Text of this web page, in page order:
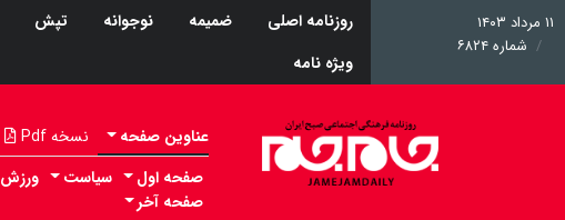
۱۱ مرداد ۱۴۰۳
شماره ۶۸۲۴
روزنامه اصلی ضمیمه نوجوانه تپش
ویژه نامه
عناوین صفحه نسخه Pdf
صفحه اول سیاست ورزش
صفحه آخر